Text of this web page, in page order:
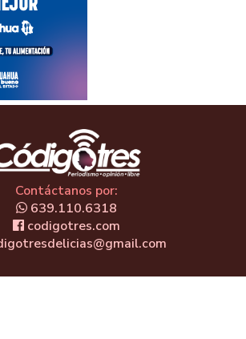
Contáctanos por:
639.110.6318
codigotres.com